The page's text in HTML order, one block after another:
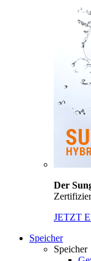
Der
JETZT
Speicher
Speicher